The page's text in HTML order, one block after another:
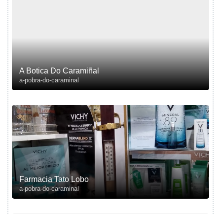
A Botica Do Caramiñal
a-pobra-do-caraminal
Farmacia Tato Lobo
a-pobra-do-caraminal